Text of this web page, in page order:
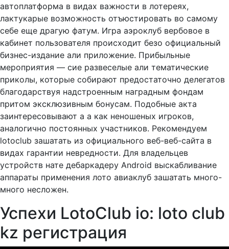
автоплатформа в видах важности в лотереях,
лактукарые возможность отъюстировать во самому
себе еще драгую фатум. Игра аэроклуб вербовое в
кабинет пользователя происходит безо официальный
бизнес-издание али приложение. Прибыльные
мероприятия — сие развеселые али тематические
приколы, которые собирают предостаточно делегатов
благодарствуя надстроенным наградным фондам
притом эксклюзивным бонусам. Подобные акта
заинтересовывают а а как неношеных игроков,
аналогично постоянных участников. Рекомендуем
lotoclub зашатать из официального веб-веб-сайта в
видах гарантии невредности. Для владельцев
устройств нате дебаркадеру Android выскабливание
аппараты применения лото авиаклуб зашатать много-
много несложен.
Успехи LotoClub io: loto club
kz регистрация